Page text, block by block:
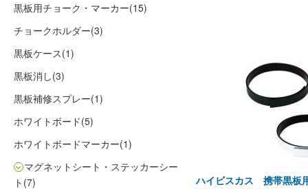
黒板用チョーク・マーカー(15)
チョークホルダー(3)
黒板ケース(1)
黒板消し(3)
黒板補修スプレー(1)
ホワイトボード(5)
ホワイトボードマーカー(1)
マグネットシート・ステッカーシー
ト (7)
ハイビスカス 携帯黒板